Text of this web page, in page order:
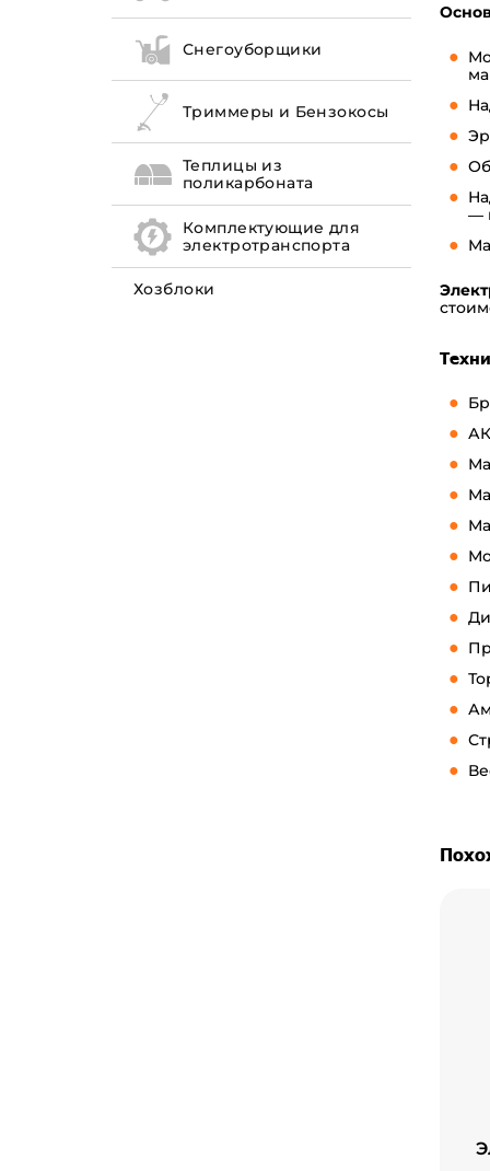
Снегоуборщики
Триммеры и Бензокосы
Теплицы из
поликарбоната
Комплектующие для
электротранспорта
Хозблоки
—